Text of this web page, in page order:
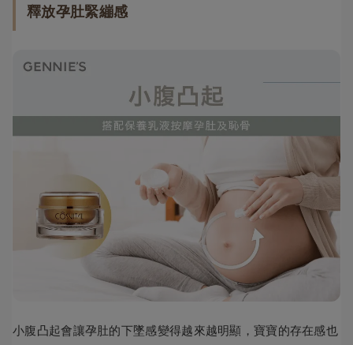
釋放孕肚緊繃感
小腹凸起會讓孕肚的下墜感變得越來越明顯，寶寶的存在感也